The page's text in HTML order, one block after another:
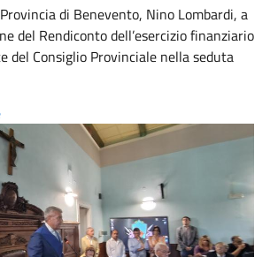
di Benevento, Nino Lombardi, a
del Rendiconto dell’esercizio finanziario
del Consiglio Provinciale nella seduta